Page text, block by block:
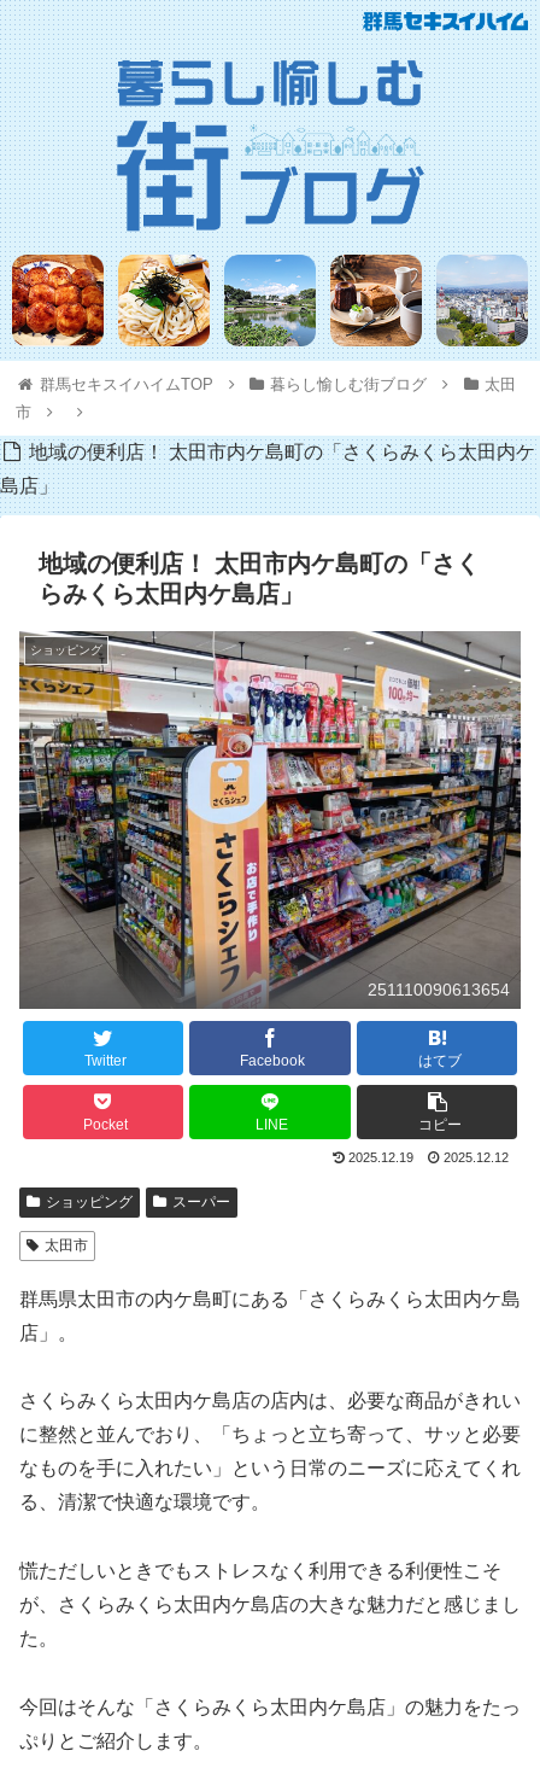
群馬セキスイハイムTOP 暮らし愉しむ街ブログ
太田
市
地域の便利店！ 太田市内ケ島町の「さくらみくら太田内ケ
島店」
地域の便利店！ 太田市内ケ島町の「さく
らみくら太田内ケ島店」
ショッピング
251110090613654
Twitter Facebook はてブ
Pocket LINE コピー
2025.12.19 2025.12.12
ショッピング スーパー
太田市
群馬県太田市の内ケ島町にある「さくらみくら太田内ケ島
店」。
さくらみくら太田内ケ島店の店内は、必要な商品がきれい
に整然と並んでおり、「ちょっと立ち寄って、サッと必要
なものを手に入れたい」という日常のニーズに応えてくれ
る、清潔で快適な環境です。
慌ただしいときでもストレスなく利用できる利便性こそ
が、さくらみくら太田内ケ島店の大きな魅力だと感じまし
た。
今回はそんな「さくらみくら太田内ケ島店」の魅力をたっ
ぷりとご紹介します。